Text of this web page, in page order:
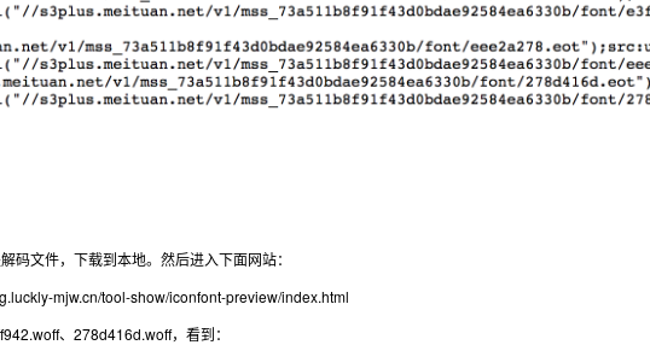
码文件，下载到本地。然后进入下面网站：
mjw.cn/tool-show/iconfont-preview/index.html
、278d416d.woff，看到：